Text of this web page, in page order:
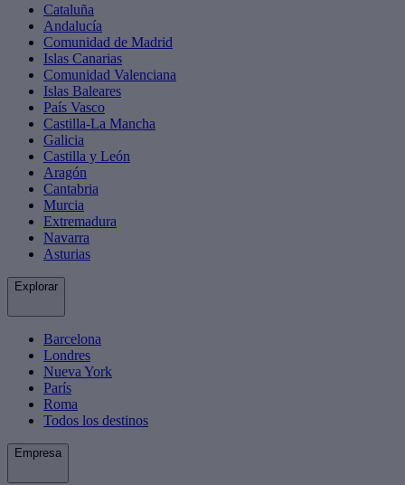
Cataluña
Andalucía
Comunidad de Madrid
Islas Canarias
Comunidad Valenciana
Islas Baleares
País Vasco
Castilla-La Mancha
Galicia
Castilla y León
Aragón
Cantabria
Murcia
Extremadura
Navarra
Asturias
Explorar
Barcelona
Londres
Nueva York
París
Roma
Todos los destinos
Empresa